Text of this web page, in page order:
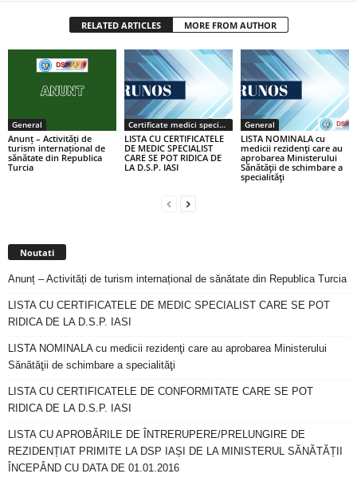
RELATED ARTICLES MORE FROM AUTHOR
General
Anunț – Activități de
turism internațional de
sănătate din Republica
Turcia
Certificate medici specialiști / primari
LISTA CU CERTIFICATELE
DE MEDIC SPECIALIST
CARE SE POT RIDICA DE
LA D.S.P. IASI
General
LISTA NOMINALA cu
medicii rezidenţi care au
aprobarea Ministerului
Sănătăţii de schimbare a
specialităţi
Noutati
Anunț – Activități de turism internațional de sănătate din Republica Turcia
LISTA CU CERTIFICATELE DE MEDIC SPECIALIST CARE SE POT
RIDICA DE LA D.S.P. IASI
LISTA NOMINALA cu medicii rezidenţi care au aprobarea Ministerului
Sănătăţii de schimbare a specialităţi
LISTA CU CERTIFICATELE DE CONFORMITATE CARE SE POT
RIDICA DE LA D.S.P. IASI
LISTA CU APROBĂRILE DE ÎNTRERUPERE/PRELUNGIRE DE
REZIDENȚIAT PRIMITE LA DSP IAȘI DE LA MINISTERUL SĂNĂTĂȚII
ÎNCEPÂND CU DATA DE 01.01.2016